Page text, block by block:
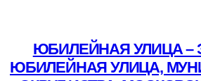
ЮБИЛЕЙНАЯ УЛИЦА –
ЮБИЛЕЙНАЯ УЛИЦА,